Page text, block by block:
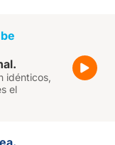
be
idénticos,
el